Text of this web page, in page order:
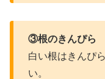
③根のきんぴら
白い根はきんぴ
い。